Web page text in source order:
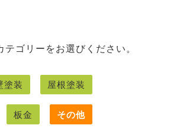
テゴリーをお選びください。
塗装 屋根塗装
板金 その他